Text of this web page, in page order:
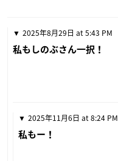
2025年8月29日 at 5:43 PM
私もしのぶさん一択！
2025年11月6日 at 8:24 PM
私もー！